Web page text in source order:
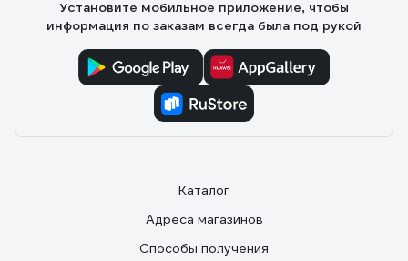
если кто-то просто прошёл мимо, удобно для
контроля. Монтаж простой, внешний вид стильный -
чёрный корпус смотрится аккуратно. В целом,
надёжный вариант за свои деньги.
Установите мобильное приложение, чтобы
информация по заказам всегда была под рукой
Каталог
Адреса магазинов
Способы получения